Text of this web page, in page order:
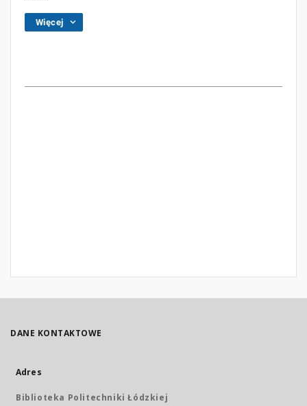
Więcej
DANE KONTAKTOWE
Adres
Biblioteka Politechniki Łódzkiej